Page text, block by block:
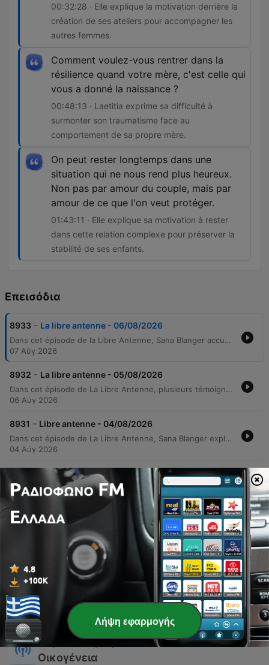
00:32:28 · Elle explique la motivation derrière la
création de ses ateliers pour accompagner les
autres femmes.
Comment voulez-vous rentrer dans la
résilience quand votre mère, c'est celle qui
vous a donné la naissance ?
00:48:13 · Laetitia exprime sa difficulté à
surmonter son traumatisme face au
comportement de sa propre mère.
On peut rester longtemps dans une
situation qui ne nous rend plus heureux.
Non pas par amour du couple, mais par
amour de ce que l'on veut protéger.
01:43:11 · Elle explique sa motivation à rester
dans cette relation complexe pour préserver la
stabilité de ses enfants.
Επεισόδια
8933 - La libre antenne - 06/08/2026
Dans cet épisode de la Libre Antenne, Sana Blanger accueille des témoignages poignants sur la résilience et la libération de la parole. Julie Clément partage son parcours marqué par le deuil et les épreuves physiques, expliquant comment elle a transformé ses souffrances en une mission d'accompagnement pour les femmes. L'émission donne ensuite la parole à Laetitia, qui brise le silence sur un traumatisme subi durant l'adolescence, ainsi qu'à Valérie, qui dévoile les secrets de son mariage et le poids des responsabilités familiales. L'épisode se conclut sur une note d'ouverture sociale avec le témoignage d'Hervé.
07 Αύγ 2026
8932 - La libre antenne - 05/08/2026
Dans cet épisode de La Libre Antenne, plusieurs témoignages poignants explorent la résilience face à l'épreuve. Sophie partage son combat contre un cancer métastatique et sa quête de sens, tandis que Mathilde présente My Mémoire, une start-up dédiée à la préservation numérique de nos héritages immatériels. L'émission aborde également les complexités des liens familiaux à travers les parcours de Baptiste, confronté aux secrets de son passé, et de Lison, dont l'adoption depuis Haïti est une bénédiction. Enfin, Cathy livre un récit déchirant sur la rupture brutale du lien avec son fils, illustrant la violence des conflits générationnels.
06 Αύγ 2026
8931 - Libre antenne - 04/08/2026
Dans cet épisode de La Libre Antenne, Sana Blanger explore les complexités des relations humaines à travers divers témoignages. L'émission débute par une discussion sur les dérives des sites de rencontres, notamment le ghosting et les faux profils, avant de présenter Baxware, une nouvelle plateforme utilisant l'intelligence artificielle pour renforcer la sécurité et la vérification des utilisateurs. La suite du programme aborde des récits de vie poignants, allant de l'impact de l'endométriose sur la vie intime et l'image de soi, au combat courageux d'une femme contre l'alcoolisme. Enfin, l'émission se conclut sur le récit tragique d'Alain, qui partage ses épreuves familiales et son désir profond de retrouver l'amour malgré les deuils et les conflits.
04 Αύγ 2026
La libre antenne - 03/08/2026
Cet épisode de la Libre Antenne propose une série de témoignages poignants sur la résilience et la quête d'identité. Bastien partage son combat contre le syndrome de Diogène et l'alcoolisme, décrivant comment il a réussi à déconstruire sa muraille protectrice grâce à l'aide associative. L'émission donne également la parole à Isabelle, qui décrit la détresse physique liée à l'accumulation compulsive, ainsi qu'à Eric, qui raconte son combat émotionnel pour sauver son chien Arthur. Le voyage se poursuit avec le récit de Sandy, adoptée au Sri Lanka, dont la quête de ses origines est bouleversée par des révélations ADN liées à un réseau de trafic d'enfants. Enfin, Nathalie partage sa lutte contre les séquelles d'un grave accident et la solitude après le décès de son époux, illustrant le courage nécessaire pour renouer avec le lien social malgré la maladie.
04 Αύγ 2026
8929 - La libre antenne - 30/07/2026
Cet épisode de la Libre Antenne propose une série de témoignages poignants sur la résilience et la protection. Corentin partage son parcours de transformation physique et mentale après avoir utilisé l'alimentation comme refuge suite au décès de son père, abordant les défis de l'obésité et de la dysmorphophobie. L'émission traite ensuite de la sécurité numérique avec Monsieur Fox, qui expose ses méthodes pour identifier les prédateurs en ligne, avant d'accueillir Clémence, qui raconte comment son rôle d'« enfant pansement » a mené à des burn-outs. Enfin, l'émission se conclut par des interventions sur l'importance du signalement des abus et les crises relationnelles.
Εμφάνιση περισσότερων επεισοδίων
Περισσότερα podcasts Παιδιά/
Οικογένεια
Δείτε όλα
Λήψη εφαρμογής